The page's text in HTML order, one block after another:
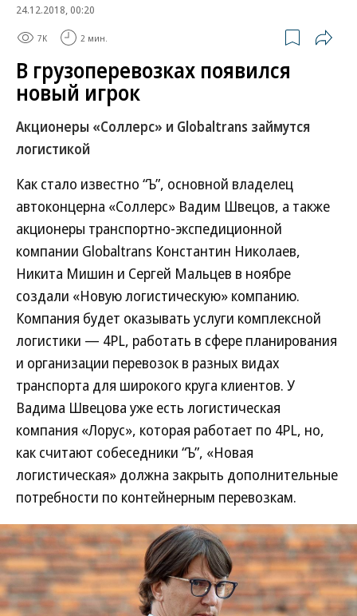
24.12.2018, 00:20
7K 2 мин.
В грузоперевозках появился
новый игрок
Акционеры «Соллерс» и Globaltrans займутся
логистикой
Как стало известно “Ъ”, основной владелец
автоконцерна «Соллерс» Вадим Швецов, а также
акционеры транспортно-экспедиционной
компании Globaltrans Константин Николаев,
Никита Мишин и Сергей Мальцев в ноябре
создали «Новую логистическую» компанию.
Компания будет оказывать услуги комплексной
логистики — 4PL, работать в сфере планирования
и организации перевозок в разных видах
транспорта для широкого круга клиентов. У
Вадима Швецова уже есть логистическая
компания «Лорус», которая работает по 4PL, но,
как считают собеседники “Ъ”, «Новая
логистическая» должна закрыть дополнительные
потребности по контейнерным перевозкам.